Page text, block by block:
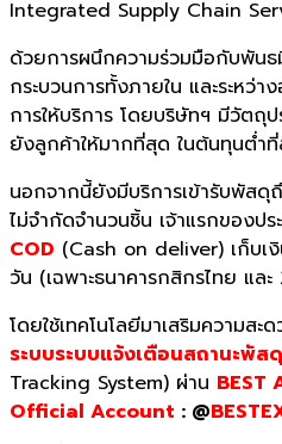
Integrated Supply Chain
ด้วยการผนึกความร่วมมือกับพันธ
กระบวนการทั้งภายใน และระหว่
การให้บริการ โดยบริษัทฯ มีวัตถุ
ยังลูกค้าให้มากที่สุด ในต้นทุนต่ำที่
นอกจากนี้ยังมีบริการเข้ารับพัส
ไม่จำกัดจำนวนชิ้น เจ้าแรกของป
COD (Cash on deliver) เก็บเ
วัน (เฉพาะธนาคารกสิกรไทย แล
โดยใช้เทคโนโลยีมาเสริมความส
ระบบระบบแจ้งเตือนสถานะพัส
Tracking System) ผ่าน BEST
Official Account : @